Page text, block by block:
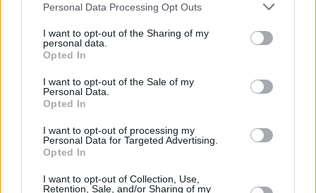
Personal Data Processing Opt Outs
I want to opt-out of the Sharing of my
personal data.
Opted In
I want to opt-out of the Sale of my
Personal Data.
Opted In
I want to opt-out of processing my
Personal Data for Targeted Advertising.
Opted In
I want to opt-out of Collection, Use,
Retention, Sale, and/or Sharing of my
Eurobank: Η Ευρώπη παραμένει
εκτεθειμένη στις ενεργειακές κρίσεις
Alphabet: Επιστροφή στην αγορά
ομολόγων παρά τις ανησυχίες για τις
υπέρογκες δαπάνες στην AI
από την «Ελπίδα» – «Πολλά ψέματα και λίγες
αλήθειες»
ΥΠΑΑΤ: Αποζημιώσεις 38,1 εκατ. ευρώ σε